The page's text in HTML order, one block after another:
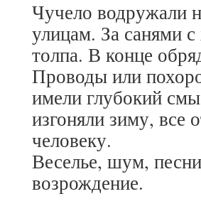
Чучело водружали
улицам. За санями
толпа. В конце
Проводы или
имели глубокий
изгоняли зиму, все
человеку.
Веселье, шум,
возрождение.